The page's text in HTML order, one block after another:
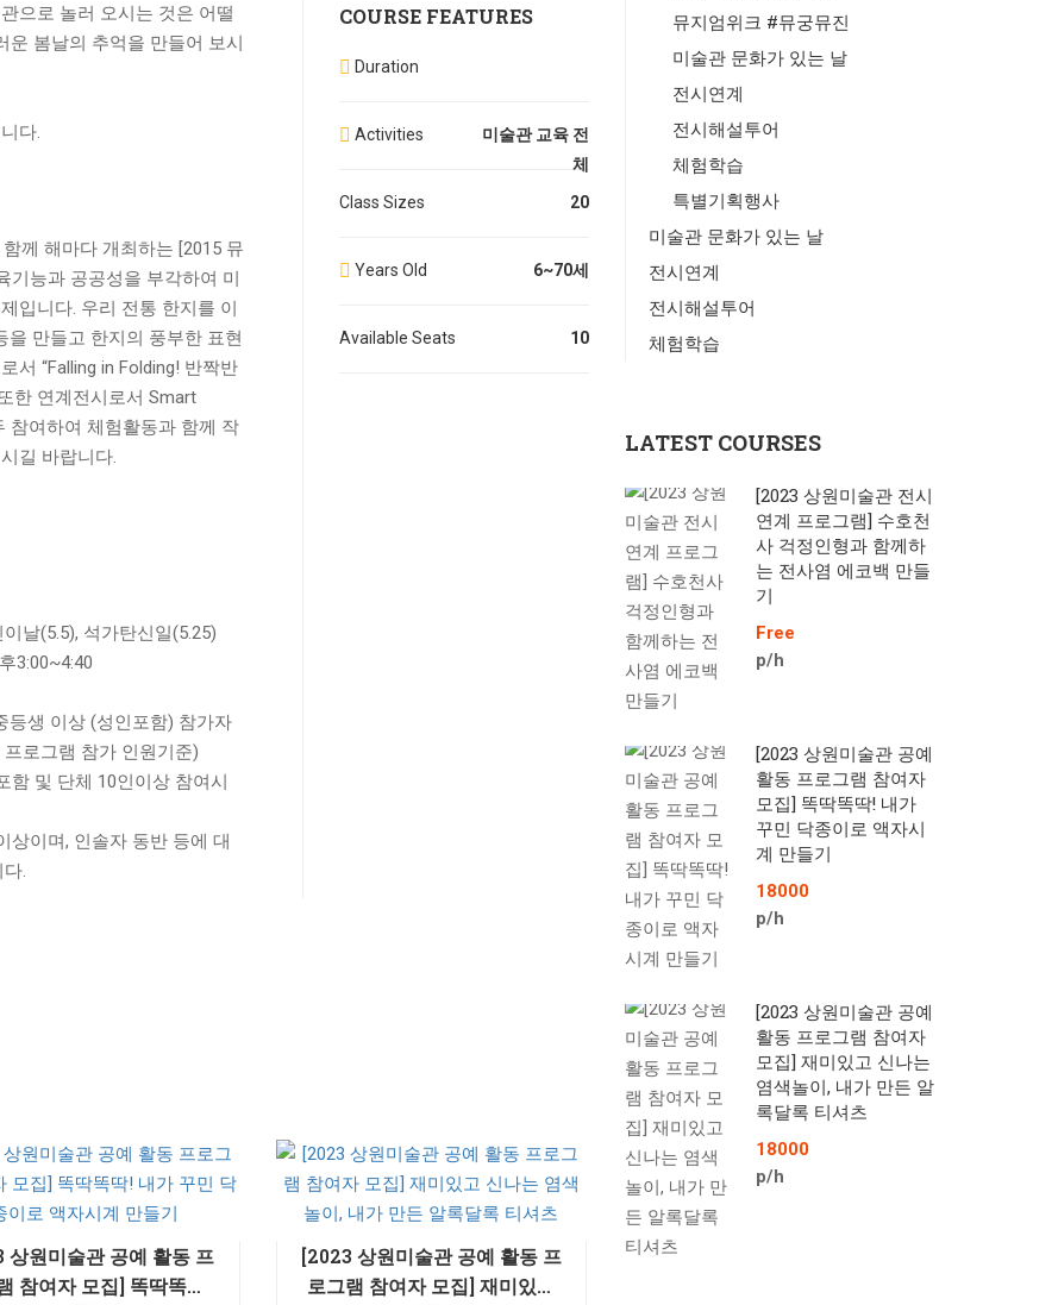
으로 놀러 오시는 것은 어떨
운 봄날의 추억을 만들어 보시
다.
께 해마다 개최하는 [2015 뮤
기능과 공공성을 부각하여 미
입니다. 우리 전통 한지를 이
을 만들고 한지의 풍부한 표현
서 “Falling in Folding! 반짝반
한 연계전시로서 Smart
참여하여 체험활동과 함께 작
길 바랍니다.
이날(5.5), 석가탄신일(5.25)
등생 이상 (성인포함) 참가자
로그램 참가 인원기준)
함 및 단체 10인이상 참여시
상이며, 인솔자 동반 등에 대
.
COURSE FEATURES
Duration
Activities
미술관 교육 전
체
Class Sizes 20
Years Old 6~70세
Available Seats 10
상원미술관 공예 활동 프
참여자 모집] 똑딱똑딱!
[2023 상원미술관 공예 활동 프
로그램 참여자 모집] 재미있고
뮤지엄위크 #뮤궁뮤진
미술관 문화가 있는 날
전시연계
전시해설투어
체험학습
특별기획행사
미술관 문화가 있는 날
전시연계
전시해설투어
체험학습
LATEST COURSES
[2023 상원미술관 전시
연계 프로그램] 수호천
사 걱정인형과 함께하
는 전사염 에코백 만들
기
Free
p/h
[2023 상원미술관 공예
활동 프로그램 참여자
모집] 똑딱똑딱! 내가
꾸민 닥종이로 액자시
계 만들기
18000
p/h
[2023 상원미술관 공예
활동 프로그램 참여자
모집] 재미있고 신나는
염색놀이, 내가 만든 알
록달록 티셔츠
18000
p/h